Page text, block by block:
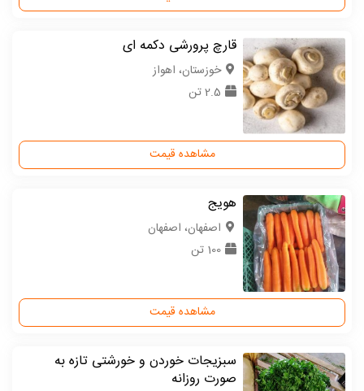
قارچ پرورشی دکمه ای
خوزستان، اهواز
2.5 تن
مشاهده قیمت
هویج
اصفهان، اصفهان
100 تن
مشاهده قیمت
سبزیجات خوردن و خورشتی تازه به
صورت روزانه